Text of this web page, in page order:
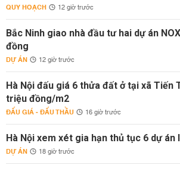
QUY HOẠCH 12 giờ trước
Bắc Ninh giao nhà đầu tư hai dự án
đồng
DỰ ÁN 12 giờ trước
Hà Nội đấu giá 6 thửa đất ở tại xã Tiến
triệu đồng/m2
ĐẤU GIÁ - ĐẤU THẦU 16 giờ trước
Hà Nội xem xét gia hạn thủ tục 6 dự án
DỰ ÁN 18 giờ trước